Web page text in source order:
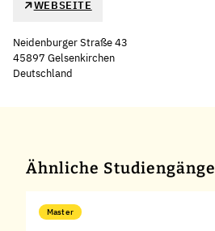
WEBSEITE
Neidenburger Straße 43
45897 Gelsenkirchen
Deutschland
Ähnliche Studiengänge
Master